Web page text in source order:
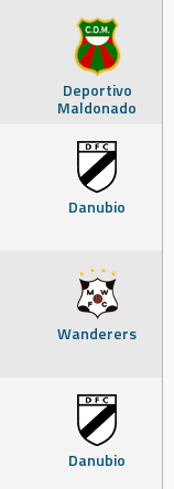
Deportivo
Maldonado
Danubio
Wanderers
Danubio